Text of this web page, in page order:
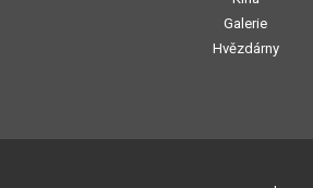
Galerie
Hvězdárny